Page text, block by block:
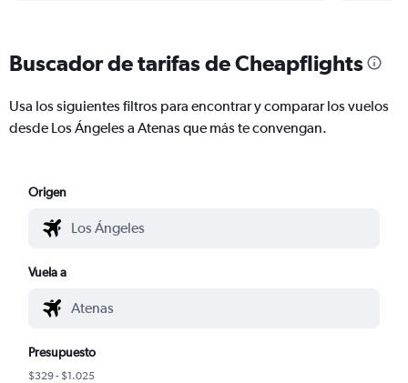
Buscador de tarifas de Cheapflights
Usa los siguientes filtros para encontrar y comparar los vuelos
desde Los Ángeles a Atenas que más te convengan.
Origen
Vuela a
Presupuesto
$329 - $1.025